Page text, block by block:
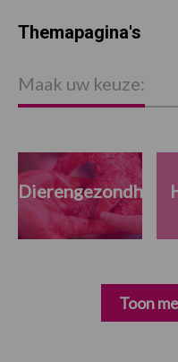
Themapagina's
Maak uw keuze:
Dierengezondheid
Toon